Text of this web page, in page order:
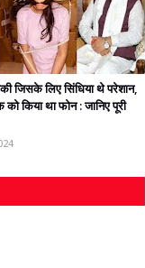
जिसके लिए सिंधिया थे परेशान,
किया था फोन : जानिए पूरी